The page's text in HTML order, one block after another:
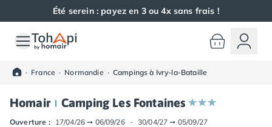
Été serein : payez en 3 ou 4x sans frais !
Toutes nos destinations
Camping Alsace
Camping Haut-Rhin
Camping Colmar
· France · Normandie · Campings à Ivry-la-Bataille
Homair Camping Les Fontaines
Ouverture : 17/04/26 ➞ 06/09/26 - 30/04/27 ➞ 05/09/27